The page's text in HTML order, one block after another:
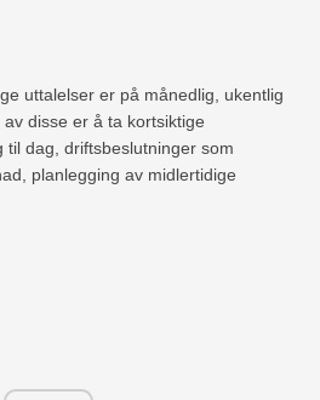
uttalelser er på månedlig, ukentlig
disse er å ta kortsiktige
til dag, driftsbeslutninger som
planlegging av midlertidige